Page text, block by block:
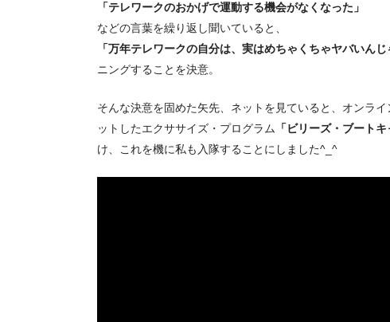
「テレワークのおかげで運動する機会がなくなった」
などの言葉を繰り返し聞いていると、
「万年テレワークの自分は、実はめちゃくちゃヤバいんじ
ニングすることを決意。
そんな決意を固めた矢先、ネットを見ていると、オンラ
ットしたエクササイズ・プログラム
「ビリーズ・ブート
け、これを機に私も入隊することにしました^_^